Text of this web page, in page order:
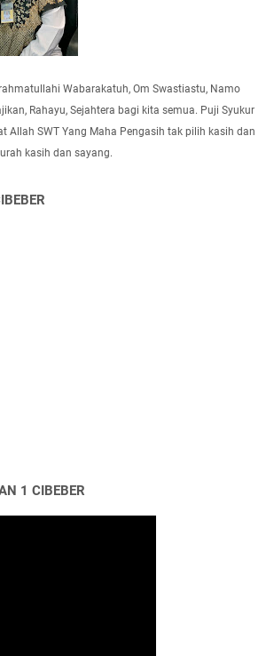
Wabarakatuh, Om Swastiastu, Namo
Rahayu, Sejahtera bagi kita semua. Puji Syukur
Allah SWT Yang Maha Pengasih tak pilih kasih dan
kasih dan sayang.
1 CIBEBER